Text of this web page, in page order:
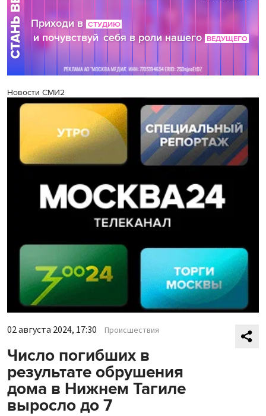
Новости СМИ2
02 августа 2024, 17:30 Происшествия
Число погибших в
результате обрушения
дома в Нижнем Тагиле
выросло до 7